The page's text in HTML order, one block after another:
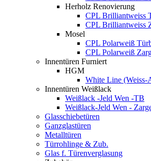
Herholz Renovierung
CPL Brilliantweiss
CPL Brilliantweiss
Mosel
CPL Polarweiß
CPL Polarweiß
Innentüren Furniert
HGM
White Line (Weiss-
Innentüren Weißlack
Weißlack -Jeld Wen -TB
Weißlack-Jeld Wen -
Glasschiebetüren
Ganzglastüren
Metalltüren
Türrohlinge & Zub.
Glas f. Türenverglasung